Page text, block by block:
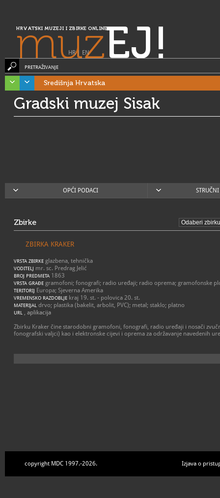
HRVATSKI MUZEJI I ZBIRKE ONLINE
muzEJ!
HR| EN
PRETRAŽIVANJE
Središnja Hrvatska
Gradski muzej Sisak
OPĆI PODACI
Zbirke
ZBIRKA KRAKER
VRSTA ZBIRKE glazbena, tehnička
VODITELJ mr. sc. Predrag Jelić
BROJ PREDMETA 1863
VRSTA GRAĐE gramofoni; fonografi; radio uređaji; radio oprema; gramofonske
TERITORIJ Europa; Sjeverna Amerika
VREMENSKO RAZDOBLJE kraj 19. st. - polovica 20. st.
MATERIJAL drvo; plastika (bakelit, arbolit, PVC); metal; staklo; platno
URL , aplikacija
Zbirku Kraker čine starodobni gramofoni, fonografi, radio uređaji i nosači
fonografski valjci) kao i elektronske cijevi i oprema za održavanje navedenih
copyright MDC 1997.-2026. Izjava o